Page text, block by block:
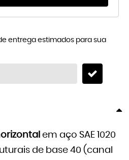
entrega estimados para sua
em aço SAE 1020
de base 40 (canal